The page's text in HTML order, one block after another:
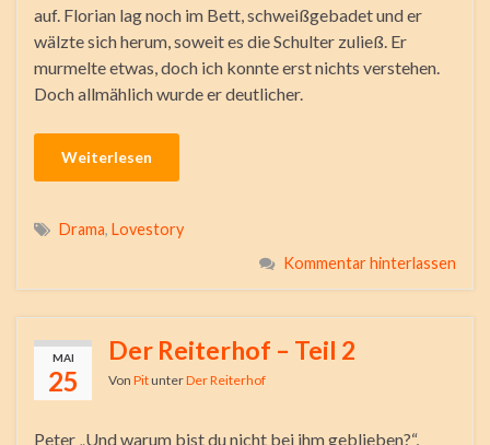
auf. Florian lag noch im Bett, schweißgebadet und er
wälzte sich herum, soweit es die Schulter zuließ. Er
murmelte etwas, doch ich konnte erst nichts verstehen.
Doch allmählich wurde er deutlicher.
Weiterlesen
Drama, Lovestory
Kommentar hinterlassen
MAI
25
Der Reiterhof – Teil 2
Von PitunterDer Reiterhof
Peter „Und warum bist du nicht bei ihm geblieben?“,